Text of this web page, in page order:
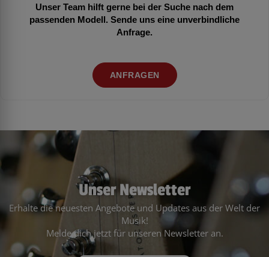
Unser Team hilft gerne bei der Suche nach dem
passenden Modell. Sende uns eine unverbindliche
Anfrage.
ANFRAGEN
Unser Newsletter
Erhalte die neuesten Angebote und Updates aus der Welt der
Musik!
Melde dich jetzt für unseren Newsletter an.